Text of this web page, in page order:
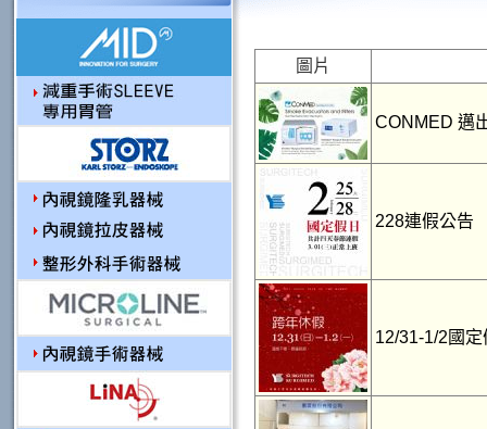
圖片
CONMED 邁
228連假公告
12/31-1/2國